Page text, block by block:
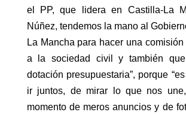
el PP, que lidera en Castilla-La
Núñez, tendemos la mano al
La Mancha para hacer una
a la sociedad civil y también
dotación presupuestaria”, porque
ir juntos, de mirar lo que nos
momento de meros anuncios y de